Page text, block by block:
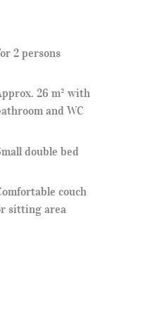
2 persons
26 m² with
and WC
double bed
couch
sitting area